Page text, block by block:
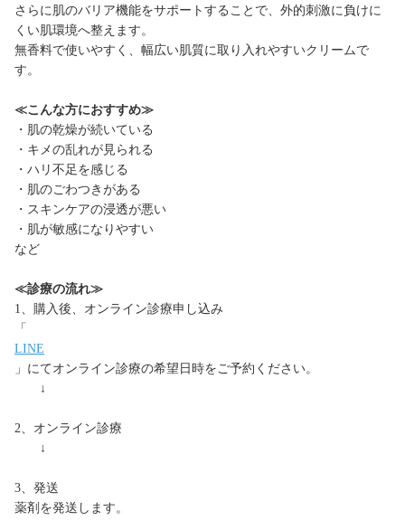
さらに肌のバリア機能をサポートすることで、外的刺激に負けに
くい肌環境へ整えます。
無香料で使いやすく、幅広い肌質に取り入れやすいクリームで
す。
≪こんな方におすすめ≫
・肌の乾燥が続いている
・キメの乱れが見られる
・ハリ不足を感じる
・肌のごわつきがある
・スキンケアの浸透が悪い
・肌が敏感になりやすい
など
≪診療の流れ≫
1、購入後、オンライン診療申し込み
「
LINE
」にてオンライン診療の希望日時をご予約ください。
↓
2、オンライン診療
↓
3、発送
薬剤を発送します。